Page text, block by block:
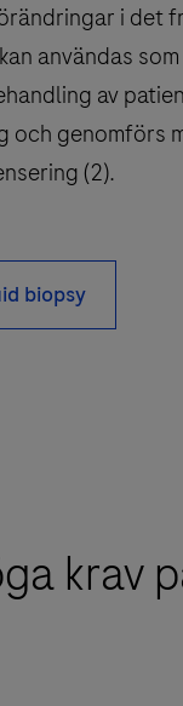
i det
användas som
av
och genomförs
(2).
biopsy
krav